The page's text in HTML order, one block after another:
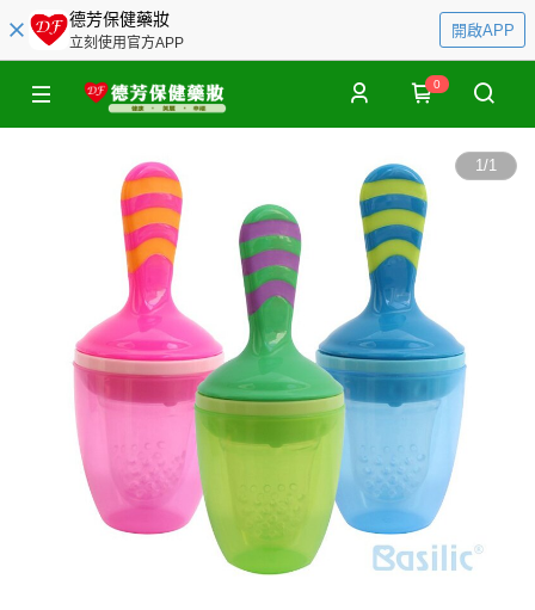
德芳保健藥妝
立刻使用官方APP
開啟APP
0
1/1